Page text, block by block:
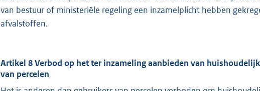
van bestuur of ministeriële regeling een inzamelplicht hebben
afvalstoffen.
Artikel 8 Verbod op het ter inzameling aanbieden van
van percelen